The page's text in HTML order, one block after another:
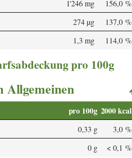
1'246 mg
156,0 %
274 µg
137,0 %
1,3 mg 114,0 %
pro 100g
Allgemeinen
pro 100g 2000 kcal
0,33 g
3,0 %
0 g < 0,1 %